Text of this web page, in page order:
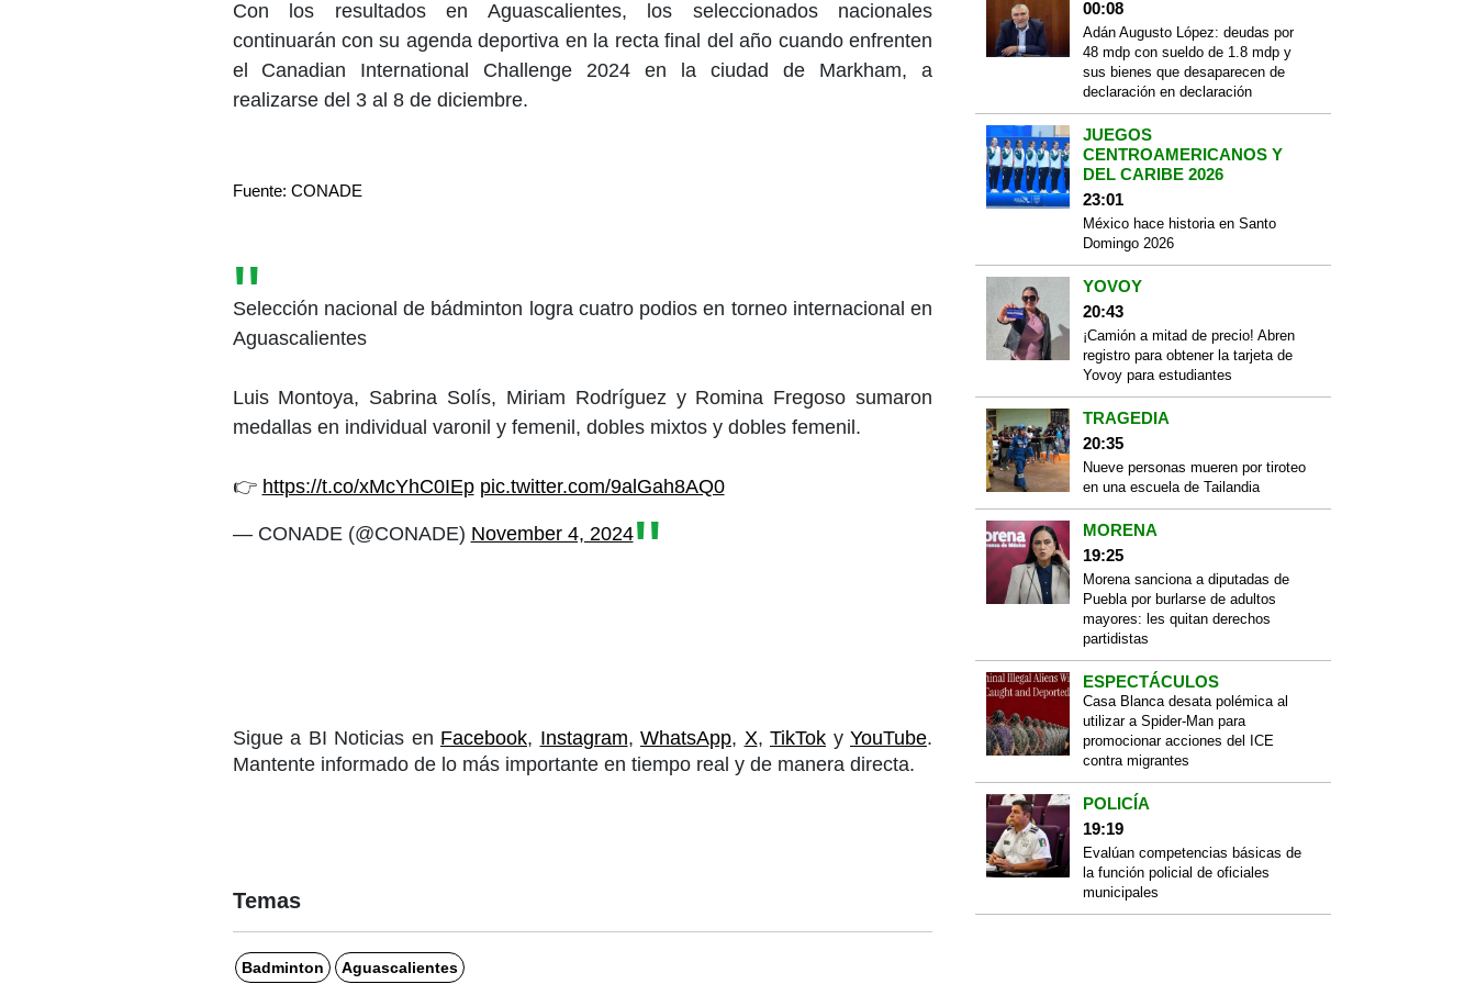
Con los resultados en Aguascalientes, los seleccionados nacionales
continuarán con su agenda deportiva en la recta final del año cuando enfrenten
el Canadian International Challenge 2024 en la ciudad de Markham, a
realizarse del 3 al 8 de diciembre.
Fuente: CONADE
Selección nacional de bádminton logra cuatro podios en torneo internacional en
Aguascalientes
Luis Montoya, Sabrina Solís, Miriam Rodríguez y Romina Fregoso sumaron
medallas en individual varonil y femenil, dobles mixtos y dobles femenil.
👉 https://t.co/xMcYhC0IEp pic.twitter.com/9alGah8AQ0
— CONADE (@CONADE) November 4, 2024
Sigue a BI Noticias en Facebook, Instagram, WhatsApp, X, TikTok y YouTube.
Mantente informado de lo más importante en tiempo real y de manera directa.
Temas
Badminton Aguascalientes
00:08
Adán Augusto López: deudas por
48 mdp con sueldo de 1.8 mdp y
sus bienes que desaparecen de
declaración en declaración
JUEGOS
CENTROAMERICANOS Y
DEL CARIBE 2026
23:01
México hace historia en Santo
Domingo 2026
YOVOY
20:43
¡Camión a mitad de precio! Abren
registro para obtener la tarjeta de
Yovoy para estudiantes
TRAGEDIA
20:35
Nueve personas mueren por tiroteo
en una escuela de Tailandia
MORENA
19:25
Morena sanciona a diputadas de
Puebla por burlarse de adultos
mayores: les quitan derechos
partidistas
ESPECTÁCULOS
Casa Blanca desata polémica al
utilizar a Spider-Man para
promocionar acciones del ICE
contra migrantes
POLICÍA
19:19
Evalúan competencias básicas de
la función policial de oficiales
municipales